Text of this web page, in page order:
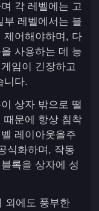
각 레벨에는 고
부 레벨에서는 블
제어해야하며, 다
사용하는 데 능
임이 긴장하고
니다.
상자 밖으로 떨
때문에 항상 침착
레이아웃을주
식화하며, 작동
록을 상자에 성
외에도 풍부한